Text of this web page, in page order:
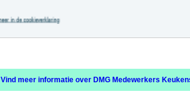
Vind meer informatie over DMG Medewerkers